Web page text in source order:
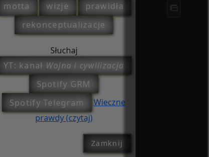
motta
wizje
prawidła
rekonceptualizacje
Słuchaj
YT: kanał Wojna i cywilizacja
Spotify GRM
Spotify Telegram
Wieczne
prawdy (czytaj)
Zamknij